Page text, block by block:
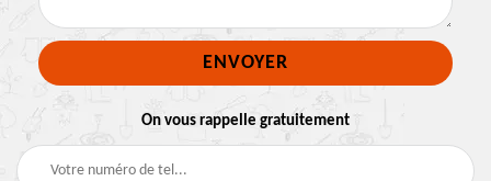
On vous rappelle gratuitement